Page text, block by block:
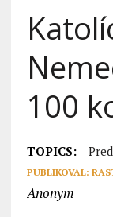
100
TOPICS:
PUBLIKOVAL:
Anonym